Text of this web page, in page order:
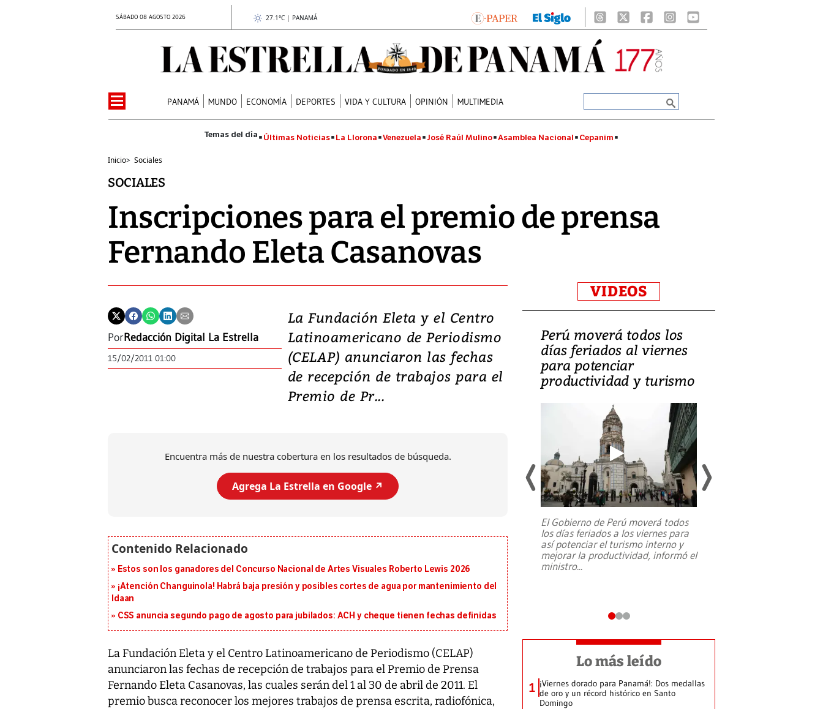
SÁBADO 08 AGOSTO 2026 27.1°C | PANAMÁ
PANAMÁ MUNDO ECONOMÍA DEPORTES VIDA Y CULTURA OPINIÓN MULTIMEDIA
Últimas Noticias La Llorona Venezuela José Raúl Mulino Asamblea Nacional Cepanim
Inicio> Sociales
SOCIALES
Inscripciones para el premio de prensa
Fernando Eleta Casanovas
PorRedacción Digital La Estrella
15/02/2011 01:00
La Fundación Eleta y el Centro
Latinoamericano de Periodismo
(CELAP) anunciaron las fechas
de recepción de trabajos para el
Premio de Pr...
Encuentra más de nuestra cobertura en los resultados de búsqueda.
Agrega La Estrella en Google ↗️
Estos son los ganadores del Concurso Nacional de Artes Visuales Roberto Lewis 2026
¡Atención Changuinola! Habrá baja presión y posibles cortes de agua por mantenimiento del
Idaan
CSS anuncia segundo pago de agosto para jubilados: ACH y cheque tienen fechas definidas
La Fundación Eleta y el Centro Latinoamericano de Periodismo (CELAP)
anunciaron las fechas de recepción de trabajos para el Premio de Prensa
Fernando Eleta Casanovas, las cuales serán del 1 al 30 de abril de 2011. El
premio busca reconocer los mejores trabajos de prensa escrita, radiofónica,
VIDEOS
Video: Lula lanza su
candidatura con
promesas de inversión
en defensa, educación y
tierras raras
Entre recuerdos y escuetas
da Silva, oficializó este domingo su
candidatura...
Perú moverá todos los
días feriados al viernes
para potenciar
productividad y turismo
El Gobierno de Perú moverá todos
los días feriados a los viernes para
así potenciar el turismo interno y
mejorar la productividad, informó el
ministro...
Lo más leído
1 ¡Viernes dorado para Panamá!: Dos medallas
de oro y un récord histórico en Santo
Domingo